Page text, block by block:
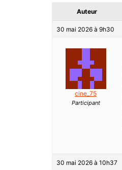
Auteur
30 mai 2026 à 9h30
cine_75
Participant
30 mai 2026 à 10h37